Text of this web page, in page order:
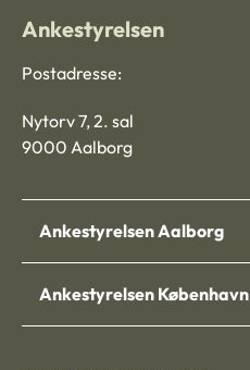
Ankestyrelsen
Postadresse:
Nytorv 7, 2. sal
9000 Aalborg
Ankestyrelsen Aalborg
Ankestyrelsen København